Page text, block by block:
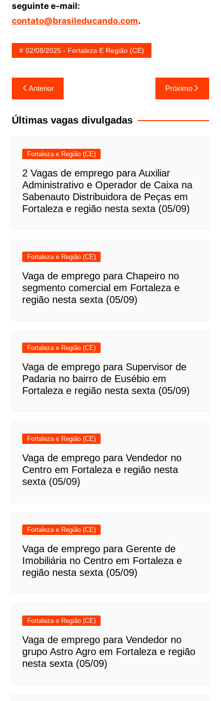
seguinte e-mail:
contato@brasileducando.com.
02/08/2025 - Fortaleza E Região (CE)
Navegação
de
Post
Anterior Próximo
Últimas vagas divulgadas
Fortaleza e Região (CE)
2 Vagas de emprego para Auxiliar
Administrativo e Operador de Caixa na
Sabenauto Distribuidora de Peças em
Fortaleza e região nesta sexta (05/09)
Fortaleza e Região (CE)
Vaga de emprego para Chapeiro no
segmento comercial em Fortaleza e
região nesta sexta (05/09)
Fortaleza e Região (CE)
Vaga de emprego para Supervisor de
Padaria no bairro de Eusébio em
Fortaleza e região nesta sexta (05/09)
Fortaleza e Região (CE)
Vaga de emprego para Vendedor no
Centro em Fortaleza e região nesta
sexta (05/09)
Fortaleza e Região (CE)
Vaga de emprego para Gerente de
Imobiliária no Centro em Fortaleza e
região nesta sexta (05/09)
Fortaleza e Região (CE)
Vaga de emprego para Vendedor no
grupo Astro Agro em Fortaleza e região
nesta sexta (05/09)